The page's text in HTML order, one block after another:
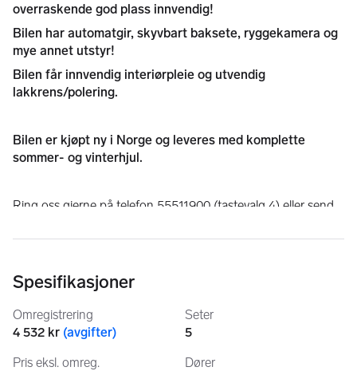
overraskende god plass innvendig!
Bilen har automatgir, skyvbart baksete, ryggekamera og
mye annet utstyr!
Bilen får innvendig interiørpleie og utvendig
lakkrens/polering.
Bilen er kjøpt ny i Norge og leveres med komplette
sommer- og vinterhjul.
Ring oss gjerne på telefon 55511900 (tastevalg 4) eller send
for å avtale prøvekjøring/visning.
ÅPNINGSTIDER SALGSAVDELING:
Mandag-Tirsdag-Onsdag-Fredag 08.30-16.30
Torsdag 09.00-19.00
Lørdag 10.00-14.00
Spesifikasjoner
Omregistrering
4 532 kr (avgifter)
Pris eksl. omreg.
Seter
5
Dører